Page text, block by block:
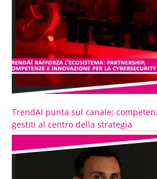
TrendAI punta sul canale:
gestiti al centro della strategia